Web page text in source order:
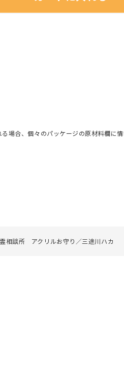
合、個々のパッケージの原材料欄に情
相談所 アクリルお守り／三途川ハカ